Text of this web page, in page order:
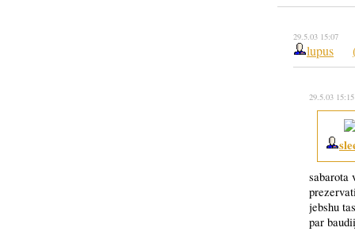
29.5.03 15:07
lupus
29.5.03
sabarota
jebshu
par